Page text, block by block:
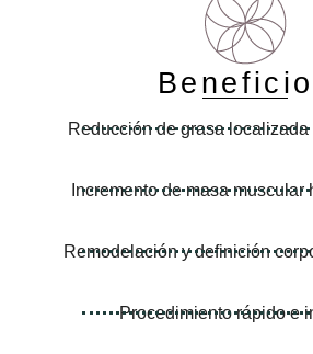
Reducción de grasa localizada
Incremento de masa muscular
Remodelación y definición
Procedimiento rápido e